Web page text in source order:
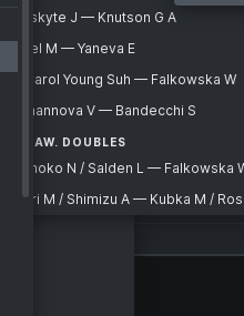
Mikulskyte J — Knutson G A
Barthel M — Yaneva E
Lee Carol Young Suh — Falkowska W
Valdmannova V — Bandecchi S
WARSAW. DOUBLES
Karamoko N / Salden L — Falkowska
Kobori M / Shimizu A — Kubka M /